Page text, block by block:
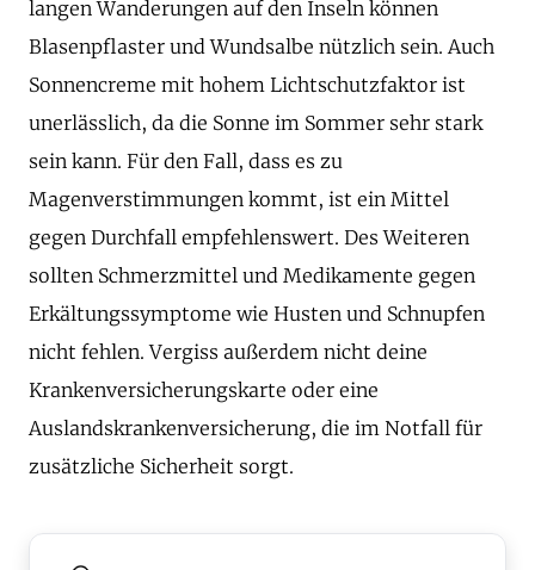
langen Wanderungen auf den Inseln können
Blasenpflaster und Wundsalbe nützlich sein. Auch
Sonnencreme mit hohem Lichtschutzfaktor ist
unerlässlich, da die Sonne im Sommer sehr stark
sein kann. Für den Fall, dass es zu
Magenverstimmungen kommt, ist ein Mittel
gegen Durchfall empfehlenswert. Des Weiteren
sollten Schmerzmittel und Medikamente gegen
Erkältungssymptome wie Husten und Schnupfen
nicht fehlen. Vergiss außerdem nicht deine
Krankenversicherungskarte oder eine
Auslandskrankenversicherung, die im Notfall für
zusätzliche Sicherheit sorgt.